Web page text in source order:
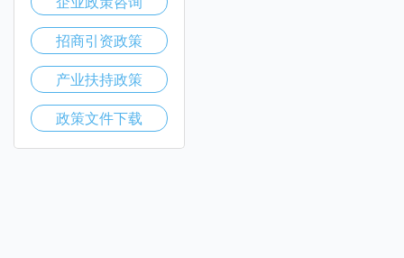
招商引资政策
产业扶持政策
政策文件下载